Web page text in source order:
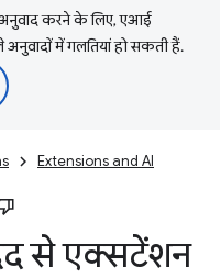
करने के लिए, एआई
में गलतियां हो सकती हैं.
Extensions and AI
से एक्सटेंशन